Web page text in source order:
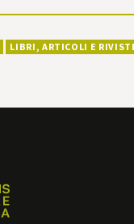
LIBRI, ARTICOLI E